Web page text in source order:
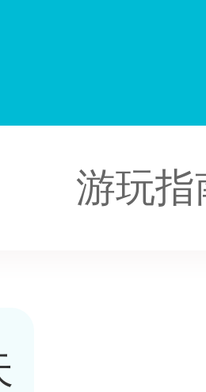
游玩指